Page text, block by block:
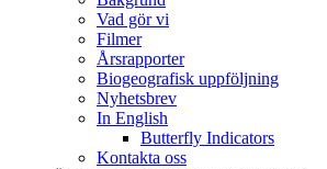
Vad gör vi
Filmer
Årsrapporter
Biogeografisk uppföljning
Nyhetsbrev
In English
Butterfly Indicators
Kontakta oss